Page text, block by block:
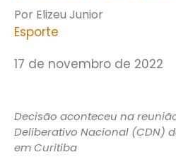
Por Elizeu Junior
Esporte
17 de novembro de 2022
Decisão aconteceu na
Deliberativo Nacional (CDN)
em Curitiba